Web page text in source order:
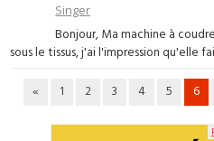
Singer
Bonjour, Ma machine à
sous le tissus, j'ai l'impression qu'elle
« 1 2 3 4 5 6